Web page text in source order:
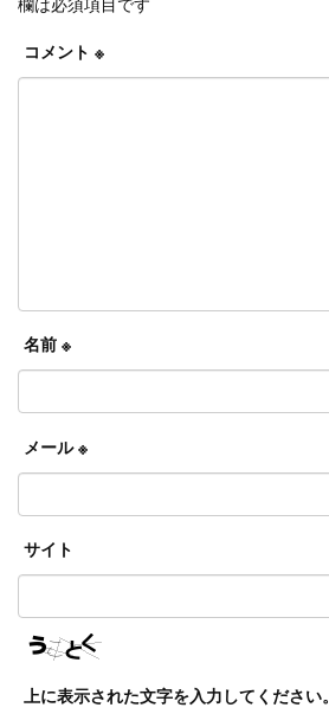
コメント ※
名前 ※
メール※
サイト
上に表示された文字を入力してください。